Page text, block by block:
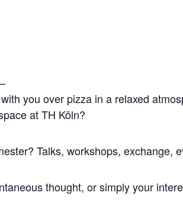
you over pizza in a relaxed
at TH Köln?
Talks, workshops, exchange,
thought, or simply your